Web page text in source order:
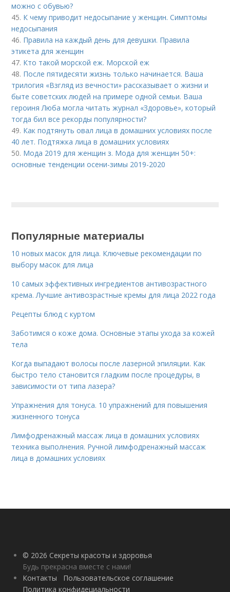
можно с обувью?
45. К чему приводит недосыпание у женщин. Симптомы
недосыпания
46. Правила на каждый день для девушки. Правила
этикета для женщин
47. Кто такой морской еж. Морской еж
48. После пятидесяти жизнь только начинается. Ваша
трилогия «Взгляд из вечности» рассказывает о жизни и
быте советских людей на примере одной семьи. Ваша
героиня Люба могла читать журнал «Здоровье», который
тогда бил все рекорды популярности?
49. Как подтянуть овал лица в домашних условиях после
40 лет. Подтяжка лица в домашних условиях
50. Мода 2019 для женщин з. Мода для женщин 50+:
основные тенденции осени-зимы 2019-2020
Популярные материалы
10 новых масок для лица. Ключевые рекомендации по
выбору масок для лица
10 самых эффективных ингредиентов антивозрастного
крема. Лучшие антивозрастные кремы для лица 2022 года
Рецепты блюд с куртом
Заботимся о коже дома. Основные этапы ухода за кожей
тела
Когда выпадают волосы после лазерной эпиляции. Как
быстро тело становится гладким после процедуры, в
зависимости от типа лазера?
Упражнения для тонуса. 10 упражнений для повышения
жизненного тонуса
Лимфодренажный массаж лица в домашних условиях
техника выполнения. Ручной лимфодренажный массаж
лица в домашних условиях
© 2026 Секреты красоты и здоровья
Будь прекрасна вместе с нами!
Контакты
Пользовательское соглашение
Политика конфидециальности